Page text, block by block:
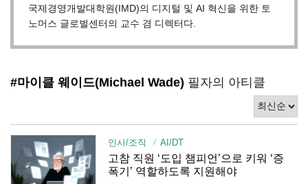
국제경영개발대학원(IMD)의 디지털 및 AI 혁신을 위한 토
노머스 글로벌센터의 교수 겸 디렉터다.
#마이클 웨이드(Michael Wade) 필자의 아티클
인사/조직 AI/DT
고참 직원 ‘도입 챔피언’으로 키워 ‘증
폭기’ 역할하도록 지원해야